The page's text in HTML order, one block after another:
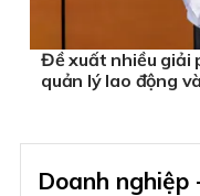
Đề xuất nhiều giải
quản lý lao động
Doanh nghiệp